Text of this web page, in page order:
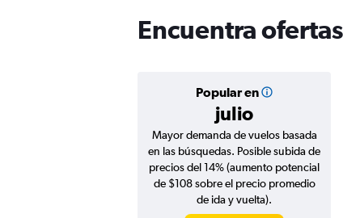
Encuentra
Popular en
julio
Mayor demanda de vuelos basada
en las búsquedas. Posible subida de
precios del 14% (aumento potencial
de $108 sobre el precio promedio
de ida y vuelta).